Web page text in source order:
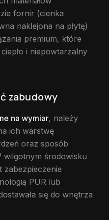
fornir (cienka
naklejona na płytę)
premium, które
i niepowtarzalny
zabudowy
na wymiar, należy
ich warstwę
oraz sposób
wilgotnym środowisku
zabezpieczenie
PUR lub
się do wnętrza